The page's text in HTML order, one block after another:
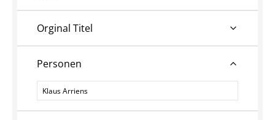
Orginal Titel
Personen
Personen